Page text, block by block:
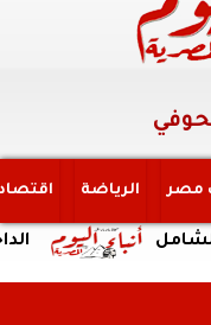
مصر الرياضة
الداخلية: